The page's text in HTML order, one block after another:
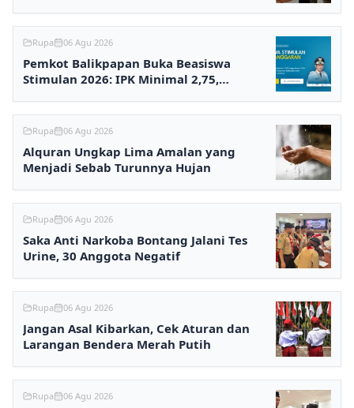
Rupa 06 Agu 2026
Pemkot Balikpapan Buka Beasiswa
Stimulan 2026: IPK Minimal 2,75,
Rupa 06 Agu 2026
Alquran Ungkap Lima Amalan yang
Menjadi Sebab Turunnya Hujan
Rupa 06 Agu 2026
Saka Anti Narkoba Bontang Jalani Tes
Urine, 30 Anggota Negatif
Rupa 06 Agu 2026
Jangan Asal Kibarkan, Cek Aturan dan
Larangan Bendera Merah Putih
Rupa 06 Agu 2026